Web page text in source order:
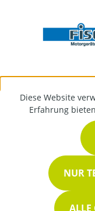
Diese Website
Erfahrung
NUR
ALLE